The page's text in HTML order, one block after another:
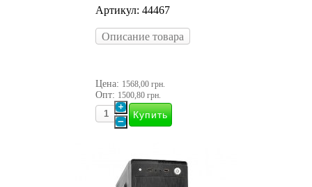
Артикул: 44467
Описание товара
Цена: 1568,00 грн.
Опт: 1500,80 грн.